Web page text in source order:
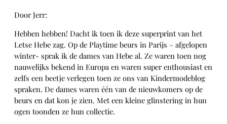
Door Jerr:
Hebben hebben! Dacht ik toen ik deze superprint van het
Letse Hebe zag. Op de Playtime beurs in Parijs – afgelopen
winter- sprak ik de dames van Hebe al. Ze waren toen nog
nauwelijks bekend in Europa en waren super enthousiast en
zelfs een beetje verlegen toen ze ons van Kindermodeblog
spraken. De dames waren één van de nieuwkomers op de
beurs en dat kon je zien. Met een kleine glinstering in hun
ogen toonden ze hun collectie.